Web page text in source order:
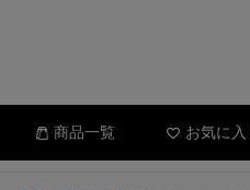
商品一覧 お気に入